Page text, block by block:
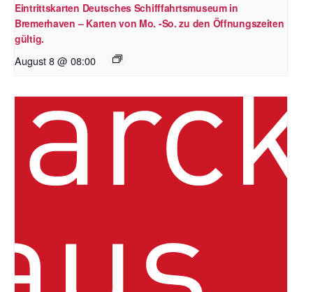
Eintrittskarten Deutsches Schifffahrtsmuseum in
Bremerhaven – Karten von Mo. -So. zu den Öffnungszeiten
gültig.
August 8 @ 08:00